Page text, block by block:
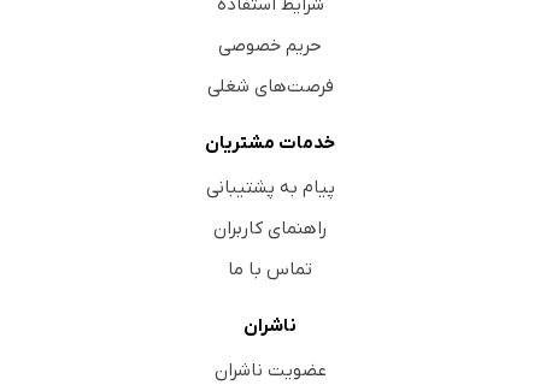
حریم خصوصی
فرصت‌های شغلی
خدمات مشتریان
پیام به پشتیبانی
راهنمای کاربران
تماس با ما
ناشران
عضویت ناشران